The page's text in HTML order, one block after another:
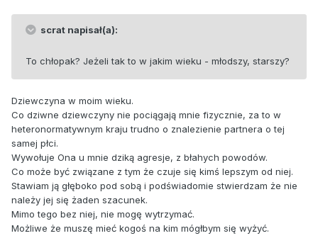
scrat napisał(a):
To chłopak? Jeżeli tak to w jakim wieku - młodszy, starszy?
Dziewczyna w moim wieku.
Co dziwne dziewczyny nie pociągają mnie fizycznie, za to w
heteronormatywnym kraju trudno o znalezienie partnera o tej
samej płci.
Wywołuje Ona u mnie dziką agresje, z błahych powodów.
Co może być związane z tym że czuje się kimś lepszym od niej.
Stawiam ją głęboko pod sobą i podświadomie stwierdzam że nie
należy jej się żaden szacunek.
Mimo tego bez niej, nie mogę wytrzymać.
Możliwe że muszę mieć kogoś na kim mógłbym się wyżyć.